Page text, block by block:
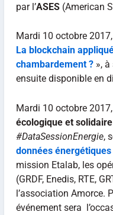
par l’ASES(American
Mardi 10 octobre
La blockchain
chambardement ?», à
ensuite disponible en
Mardi 10 octobre
écologique et solidaire
#DataSessionEnergie,
données
mission Etalab, les
(GRDF, Enedis, RTE,
l’association Amorce.
événement sera